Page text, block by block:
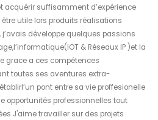
acquérir suffisamment d’expérience
utile lors produits réalisations
développe quelques passions
& Réseaux IP )et la
grace a ces compétences
toutes ses aventures extra-
pont entre sa vie proffesionelle
opportunités professionnelles tout
J'aime travailler sur des projets